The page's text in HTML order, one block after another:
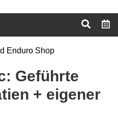
Geführte
+ eigener